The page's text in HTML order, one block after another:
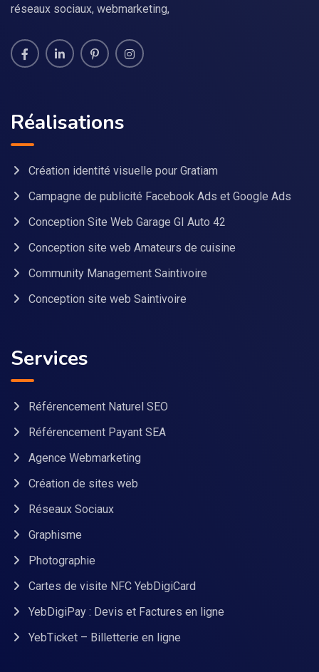
réseaux sociaux, webmarketing,
Réalisations
Création identité visuelle pour Gratiam
Campagne de publicité Facebook Ads et Google Ads
Conception Site Web Garage GI Auto 42
Conception site web Amateurs de cuisine
Community Management Saintivoire
Conception site web Saintivoire
Services
Référencement Naturel SEO
Référencement Payant SEA
Agence Webmarketing
Création de sites web
Réseaux Sociaux
Graphisme
Photographie
Cartes de visite NFC YebDigiCard
YebDigiPay : Devis et Factures en ligne
YebTicket – Billetterie en ligne